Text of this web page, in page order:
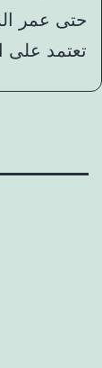
حتى عمر
تعتمد على